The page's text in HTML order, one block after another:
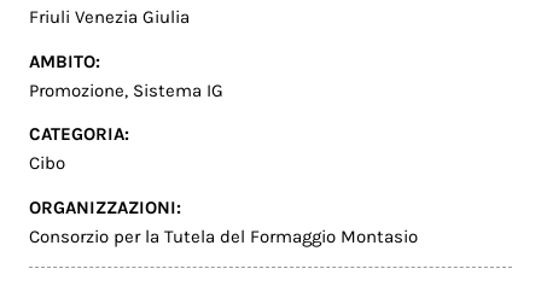
Friuli Venezia Giulia
AMBITO:
Promozione, Sistema IG
CATEGORIA:
Cibo
ORGANIZZAZIONI:
Consorzio per la Tutela del Formaggio Montasio